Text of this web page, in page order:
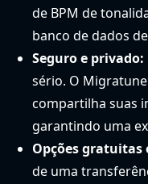
de BPM de
banco de dados de
Seguro e privado:
sério. O
compartilha suas
garantindo uma
Opções gratuitas
de uma